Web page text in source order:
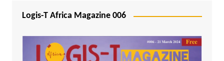
Logis-T Africa Magazine 006